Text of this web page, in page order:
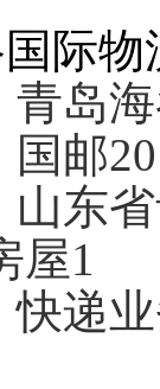
际
青岛
邮
山东
屋1
快递